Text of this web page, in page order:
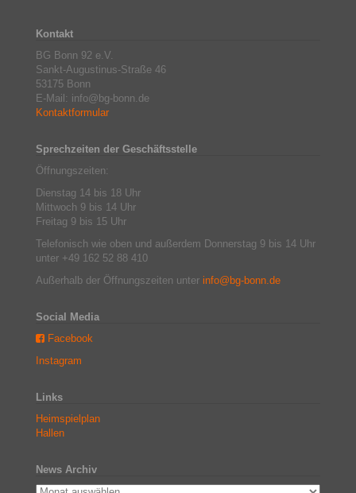
Kontakt
BG Bonn 92 e.V.
Sankt-Augustinus-Straße 46
53175 Bonn
E-Mail: info@bg-bonn.de
Kontaktformular
Sprechzeiten der Geschäftsstelle
Öffnungszeiten:
Dienstag 14 bis 18 Uhr
Mittwoch 9 bis 14 Uhr
Freitag 9 bis 15 Uhr
Telefonisch wie oben und außerdem Donnerstag 9 bis 14 Uhr
unter +49 162 52 88 410
Außerhalb der Öffnungszeiten unter info@bg-bonn.de
Social Media
Facebook
Instagram
Links
Heimspielplan
Hallen
News Archiv